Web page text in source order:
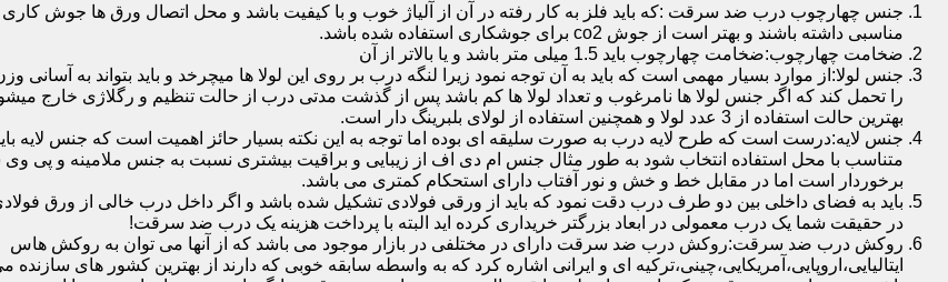
جنس چهارچوب درب ضد سرقت :که باید فلز به کار رفته در آن از آلیاژ خوب و با کیفیت باشد و محل اتصال ورق ها جوش کاری
مناسبی داشته باشند و بهتر است از جوش co2 برای جوشکاری استفاده شده باشد.
ضخامت چهارچوب:ضخامت چهارچوب باید 1.5 میلی متر باشد و یا بالاتر از آن
جنس لولا:از موارد بسیار مهمی است که باید به آن توجه نمود زیرا لنگه درب بر روی این لولا ها میچرخد و باید بتواند به آسانی
را تحمل کند که اگر جنس لولا ها نامرغوب و تعداد لولا ها کم باشد پس از گذشت مدتی درب از حالت تنظیم و رگلاژی خارج
بهترین حالت استفاده از 3 عدد لولا و همچنین استفاده از لولای بلبرینگ دار است.
جنس لایه:درست است که طرح لایه درب به صورت سلیقه ای بوده اما توجه به این نکته بسیار حائز اهمیت است که جنس لایه
متناسب با محل استفاده انتخاب شود به طور مثال جنس ام دی اف از زیبایی و براقیت بیشتری نسبت به جنس ملامینه و پی
برخوردار است اما در مقابل خط و خش و نور آفتاب دارای استحکام کمتری می باشد.
باید به فضای داخلی بین دو طرف درب دقت نمود که باید از ورقی فولادی تشکیل شده باشد و اگر داخل درب خالی از ورق
در حقیقت شما یک درب معمولی در ابعاد بزرگتر خریداری کرده اید البته با پرداخت هزینه یک درب ضد سرقت!
روکش درب ضد سرقت:روکش درب ضد سرقت دارای در مختلفی در بازار موجود می باشد که از آنها می توان به روکش هاس
ایتالیایی،اروپایی،آمریکایی،چینی،ترکیه ای و ایرانی اشاره کرد که به واسطه سابقه خوبی که دارند از بهترین کشور های سازنده